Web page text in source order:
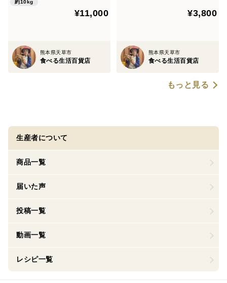
約10kg
¥11,000
熊本県天草市
食べる生活百貨店
¥3,800
熊本県天草市
食べる生活百貨店
もっと見る
生産者について
商品一覧
届いた声
投稿一覧
動画一覧
レシピ一覧